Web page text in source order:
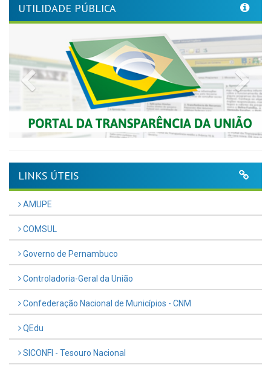
UTILIDADE PÚBLICA
Previous
LINKS ÚTEIS
AMUPE
COMSUL
Governo de Pernambuco
Controladoria-Geral da União
Confederação Nacional de Municípios - CNM
QEdu
SICONFI - Tesouro Nacional